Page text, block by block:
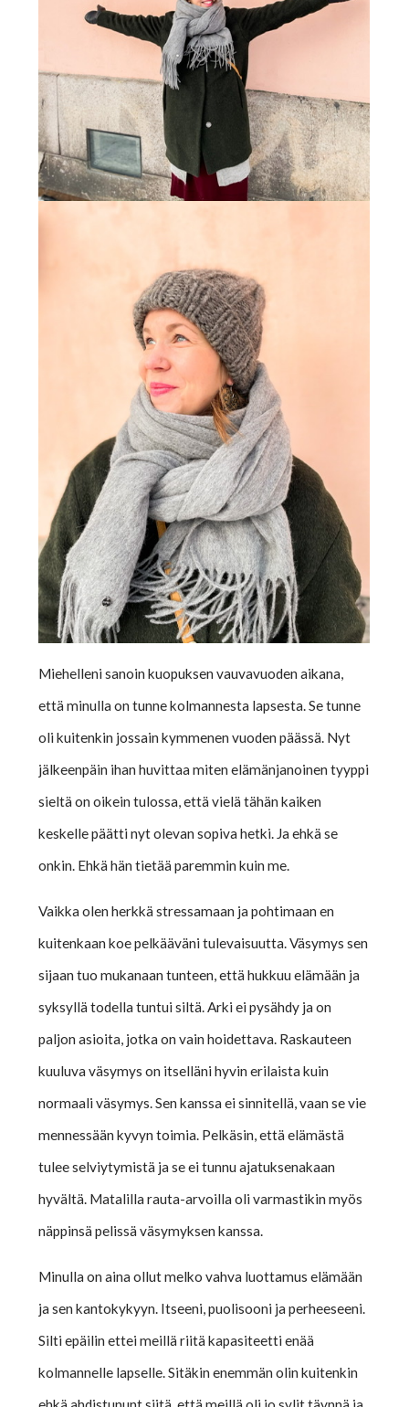
Miehelleni sanoin kuopuksen vauvavuoden aikana,
että minulla on tunne kolmannesta lapsesta. Se tunne
oli kuitenkin jossain kymmenen vuoden päässä. Nyt
jälkeenpäin ihan huvittaa miten elämänjanoinen tyyppi
sieltä on oikein tulossa, että vielä tähän kaiken
keskelle päätti nyt olevan sopiva hetki. Ja ehkä se
onkin. Ehkä hän tietää paremmin kuin me.
Vaikka olen herkkä stressamaan ja pohtimaan en
kuitenkaan koe pelkääväni tulevaisuutta. Väsymys sen
sijaan tuo mukanaan tunteen, että hukkuu elämään ja
syksyllä todella tuntui siltä. Arki ei pysähdy ja on
paljon asioita, jotka on vain hoidettava. Raskauteen
kuuluva väsymys on itselläni hyvin erilaista kuin
normaali väsymys. Sen kanssa ei sinnitellä, vaan se vie
mennessään kyvyn toimia. Pelkäsin, että elämästä
tulee selviytymistä ja se ei tunnu ajatuksenakaan
hyvältä. Matalilla rauta-arvoilla oli varmastikin myös
näppinsä pelissä väsymyksen kanssa.
Minulla on aina ollut melko vahva luottamus elämään
ja sen kantokykyyn. Itseeni, puolisooni ja perheeseeni.
Silti epäilin ettei meillä riitä kapasiteetti enää
kolmannelle lapselle. Sitäkin enemmän olin kuitenkin